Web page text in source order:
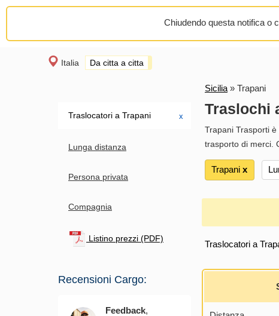
Chiudendo questa notifica o
Italia Da citta a citta
Traslocatori a Trapani х
Lunga distanza
Persona privata
Compagnia
Listino prezzi (PDF)
Recensioni Cargo:
Feedback,
Sicilia » Trapani
Traslochi
Trapani Trasporti
trasporto di merci.
Trapani х
Traslocatori a